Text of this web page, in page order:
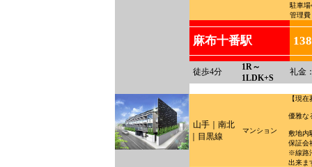
駐車
管理費
麻布十番駅
徒歩4分
1R～
1LDK+S
礼金
山手｜南北
｜目黒線
マンション
【現
優雅な
敷地内
保証会
※線路
出来ま